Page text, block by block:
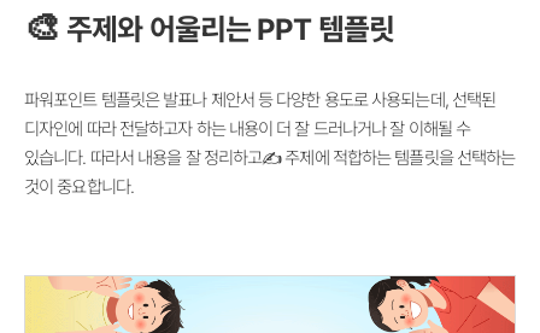
🎨 주제와 어울리는 PPT 템플릿
파워포인트 템플릿은 발표나 제안서 등 다양한 용도로 사용되는데, 선택된
디자인에 따라 전달하고자 하는 내용이 더 잘 드러나거나 잘 이해될 수
있습니다. 따라서 내용을 잘 정리하고✍️ 주제에 적합하는 템플릿을 선택하는
것이 중요합니다.